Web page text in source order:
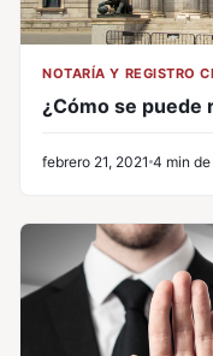
NOTARÍA Y REGISTRO
¿Cómo se puede
febrero 21, 2021 4 min